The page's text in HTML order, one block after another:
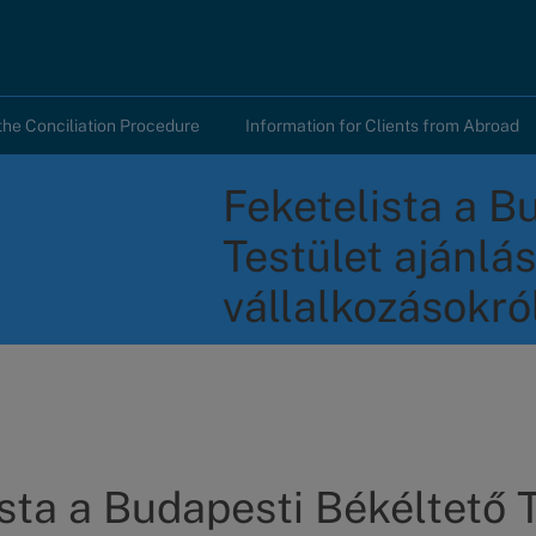
Conciliation Procedure Information for Clients from Abroad
Feketelista a
Testület
a Budapesti Békéltető